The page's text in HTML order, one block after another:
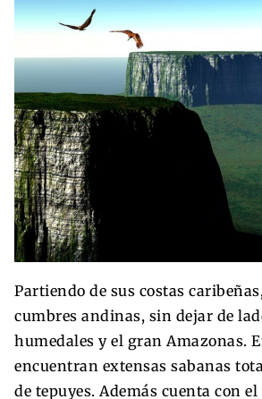
Partiendo de sus costas
cumbres andinas, sin dejar de
humedales y el gran Amazonas.
encuentran extensas sabanas
de tepuyes. Además cuenta con